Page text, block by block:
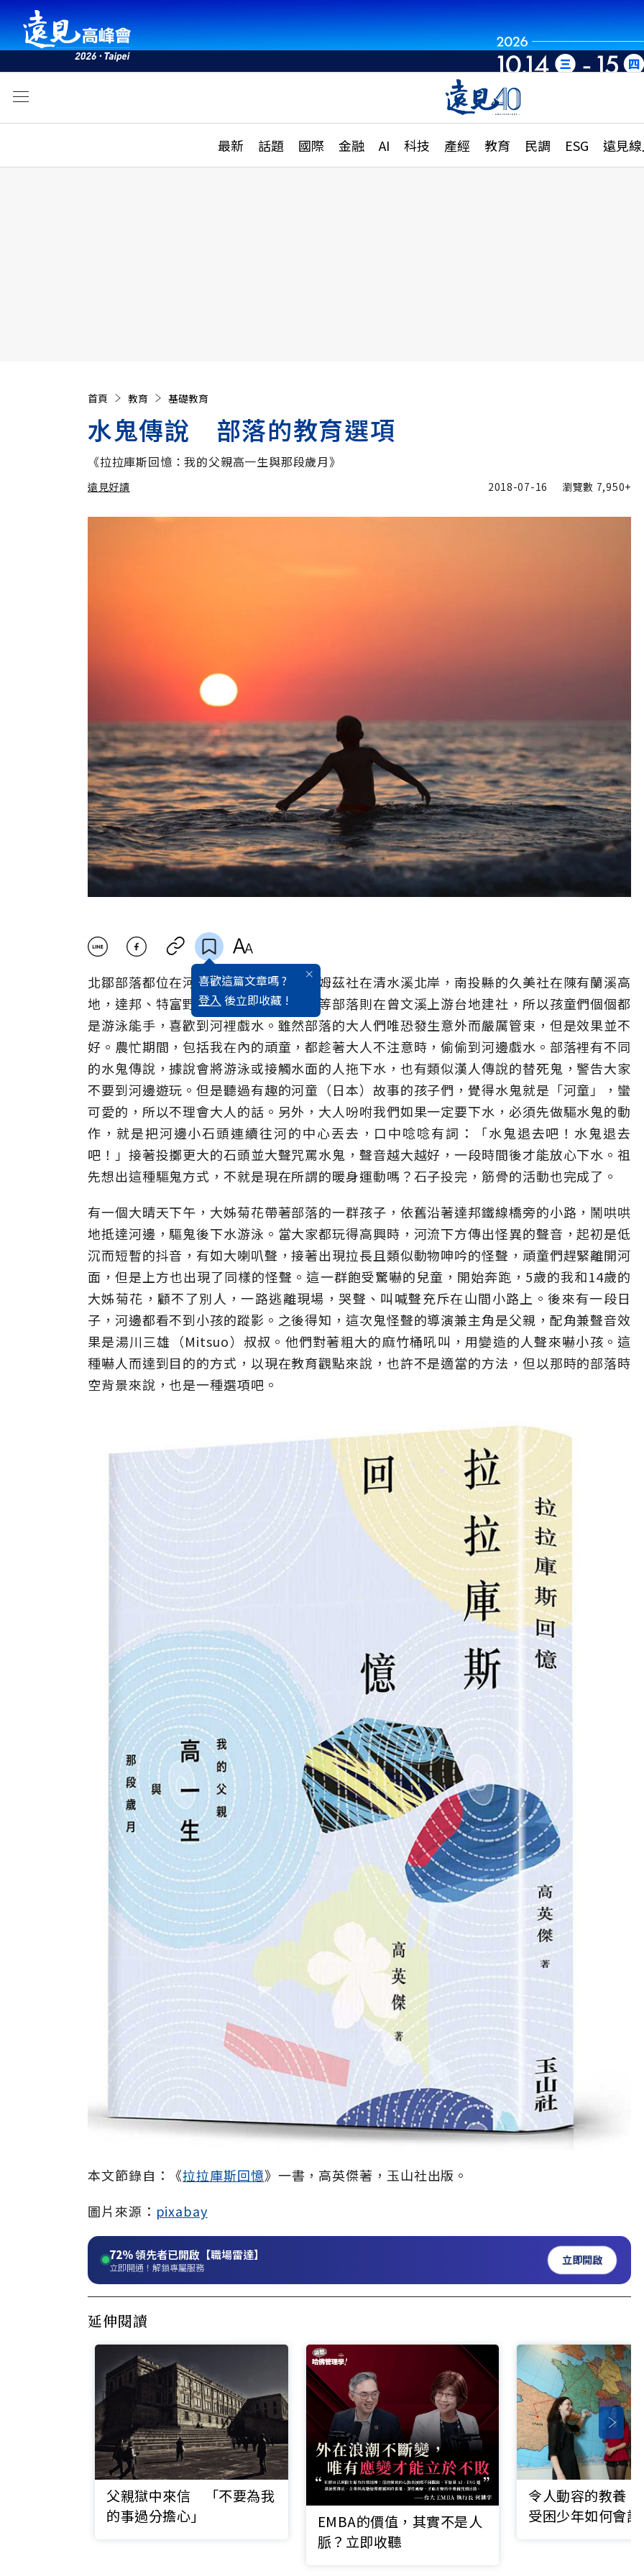
世界重組・洞見
最新 話題 國際 金融 AI 科技 產經 教育 民調 ESG 遠見
活動
話題
國際
特輯
大學升學、職涯攻略
縣市施政調查全解析
首頁 教育 基礎教育
水鬼傳說 部落的教育選項
《拉拉庫斯回憶：我的父親高一生與那段歲月》
遠見好讀 2018-07-16 瀏覽數 7,950+
喜歡這篇文章嗎 ?
登入 後立即收藏 !
北鄒部落都位在河流邊緣，來吉社及伊姆茲社在清水溪北岸，南投縣的久美社在陳有蘭溪高
地，達邦、特富野、樂野、里佳、山美等部落則在曾文溪上游台地建社，所以孩童們個個都
是游泳能手，喜歡到河裡戲水。雖然部落的大人們唯恐發生意外而嚴厲管束，但是效果並不
好。農忙期間，包括我在內的頑童，都趁著大人不注意時，偷偷到河邊戲水。部落裡有不同
的水鬼傳說，據說會將游泳或接觸水面的人拖下水，也有類似漢人傳說的替死鬼，警告大家
不要到河邊遊玩。但是聽過有趣的河童（日本）故事的孩子們，覺得水鬼就是「河童」，蠻
可愛的，所以不理會大人的話。另外，大人吩咐我們如果一定要下水，必須先做驅水鬼的動
作，就是把河邊小石頭連續往河的中心丟去，口中唸唸有詞：「水鬼退去吧！水鬼退去
吧！」接著投擲更大的石頭並大聲咒罵水鬼，聲音越大越好，一段時間後才能放心下水。祖
先想出這種驅鬼方式，不就是現在所謂的暖身運動嗎？石子投完，筋骨的活動也完成了。
有一個大晴天下午，大姊菊花帶著部落的一群孩子，依舊沿著達邦鐵線橋旁的小路，鬧哄哄
地抵達河邊，驅鬼後下水游泳。當大家都玩得高興時，河流下方傳出怪異的聲音，起初是低
沉而短暫的抖音，有如大喇叭聲，接著出現拉長且類似動物呻吟的怪聲，頑童們趕緊離開河
面，但是上方也出現了同樣的怪聲。這一群飽受驚嚇的兒童，開始奔跑，5歲的我和14歲的
大姊菊花，顧不了別人，一路逃離現場，哭聲、叫喊聲充斥在山間小路上。後來有一段日
子，河邊都看不到小孩的蹤影。之後得知，這次鬼怪聲的導演兼主角是父親，配角兼聲音效
果是湯川三雄（Mitsuo）叔叔。他們對著粗大的麻竹桶吼叫，用變造的人聲來嚇小孩。這
種嚇人而達到目的的方式，以現在教育觀點來說，也許不是適當的方法，但以那時的部落時
空背景來說，也是一種選項吧。
本文節錄自：《拉拉庫斯回憶》一書，高英傑著，玉山社出版。
圖片來源： pixabay
72%領先者已開啟【職場雷達】
立即開通！解鎖專屬服務
立即開啟
延伸閱讀
父親獄中來信 「不要為我
的事過分擔心」
EMBA的價值，其實不是人
脈？立即收聽
令人動容的教養
受困少年如何會